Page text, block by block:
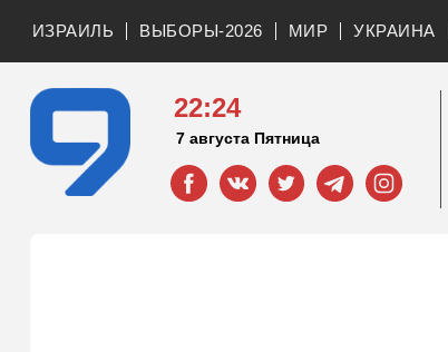
ИЗРАИЛЬ ВЫБОРЫ-2026 МИР УКРАИНА
22:24
7 августа Пятница